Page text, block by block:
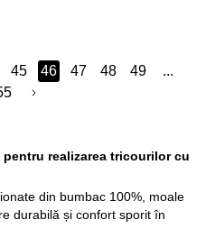
45 46 47 48 49
...
realizarea tricourilor cu
din bumbac 100%, moale
durabilă și confort sporit în